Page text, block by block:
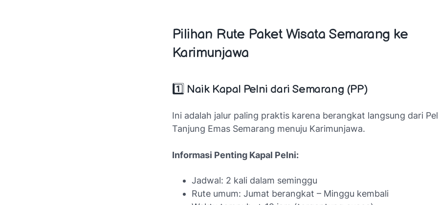
Pilihan Rute Paket Wisata Semarang ke
Karimunjawa
1️⃣ Naik Kapal Pelni dari Semarang (PP)
Ini adalah jalur paling praktis karena berangkat langsung dari
Tanjung Emas Semarang menuju Karimunjawa.
Informasi Penting Kapal Pelni:
Jadwal: 2 kali dalam seminggu
Rute umum: Jumat berangkat – Minggu kembali